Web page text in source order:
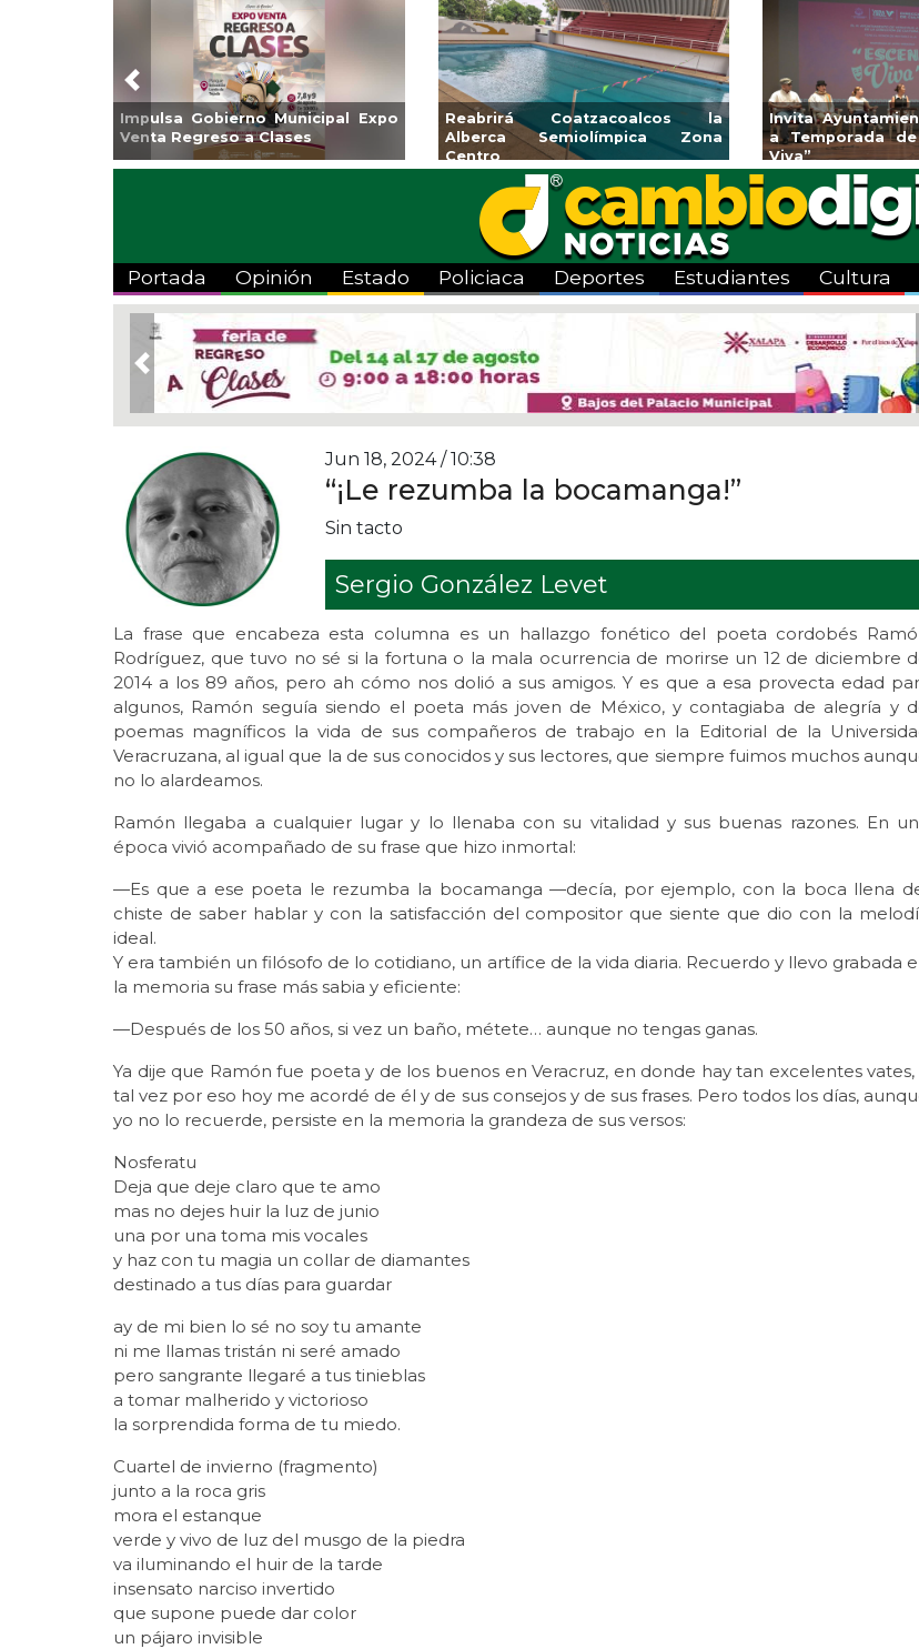
Impulsa Gobierno Municipal Expo
Venta Regreso a Clases
Reabrirá Coatzacoalcos la
Alberca Semiolímpica Zona
Centro
Invita
a Temporada
Viva”
Previous
Portada Opinión Estado Policiaca Deportes Estudiantes Cultura
Previous
Jun 18, 2024 / 10:38
“¡Le rezumba la bocamanga!”
Sin tacto
Sergio González Levet
La frase que encabeza esta columna es un hallazgo fonético del poeta cordobés
Rodríguez, que tuvo no sé si la fortuna o la mala ocurrencia de morirse un 12 de diciembre
2014 a los 89 años, pero ah cómo nos dolió a sus amigos. Y es que a esa provecta edad
algunos, Ramón seguía siendo el poeta más joven de México, y contagiaba de alegría y
poemas magníficos la vida de sus compañeros de trabajo en la Editorial de la
Veracruzana, al igual que la de sus conocidos y sus lectores, que siempre fuimos muchos
no lo alardeamos.
Ramón llegaba a cualquier lugar y lo llenaba con su vitalidad y sus buenas razones. En
época vivió acompañado de su frase que hizo inmortal:
—Es que a ese poeta le rezumba la bocamanga —decía, por ejemplo, con la boca llena
chiste de saber hablar y con la satisfacción del compositor que siente que dio con la
ideal.
Y era también un filósofo de lo cotidiano, un artífice de la vida diaria. Recuerdo y llevo grabada
la memoria su frase más sabia y eficiente:
—Después de los 50 años, si vez un baño, métete… aunque no tengas ganas.
Ya dije que Ramón fue poeta y de los buenos en Veracruz, en donde hay tan excelentes vates,
tal vez por eso hoy me acordé de él y de sus consejos y de sus frases. Pero todos los días,
yo no lo recuerde, persiste en la memoria la grandeza de sus versos:
Nosferatu
Deja que deje claro que te amo
mas no dejes huir la luz de junio
una por una toma mis vocales
y haz con tu magia un collar de diamantes
destinado a tus días para guardar
ay de mi bien lo sé no soy tu amante
ni me llamas tristán ni seré amado
pero sangrante llegaré a tus tinieblas
a tomar malherido y victorioso
la sorprendida forma de tu miedo.
Cuartel de invierno (fragmento)
junto a la roca gris
mora el estanque
verde y vivo de luz del musgo de la piedra
va iluminando el huir de la tarde
insensato narciso invertido
que supone puede dar color
un pájaro invisible